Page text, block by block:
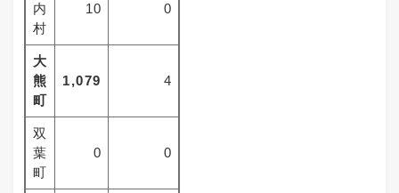
内
村
10 0
大
熊
町
1,079 4
双
葉
町
0 0